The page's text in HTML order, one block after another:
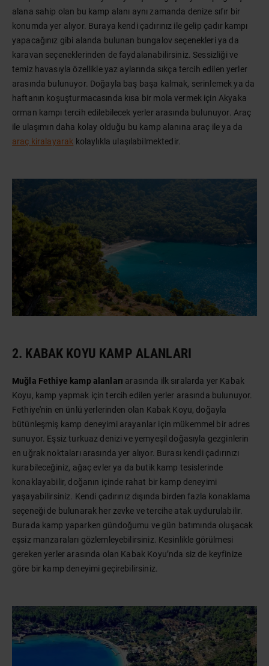
alana sahip olan bu kamp alanı aynı zamanda denize sıfır bir
konumda yer alıyor. Buraya kendi çadırınız ile gelip çadır kampı
yapacağınız gibi alanda bulunan bungalov seçenekleri ya da
karavan seçeneklerinden de faydalanabilirsiniz. Sessizliği ve
temiz havasıyla özellikle yaz aylarında sıkça tercih edilen yerler
arasında bulunuyor. Doğayla baş başa kalmak, serinlemek ya da
haftanın koşuşturmacasında kısa bir mola vermek için Akyaka
orman kampı tercih edilebilecek yerler arasında bulunuyor. Araç
ile ulaşımın daha kolay olduğu bu kamp alanına araç ile ya da
araç kiralayarak kolaylıkla ulaşılabilmektedir.
2. KABAK KOYU KAMP ALANLARI
Muğla Fethiye kamp alanları arasında ilk sıralarda yer Kabak
Koyu, kamp yapmak için tercih edilen yerler arasında bulunuyor.
Fethiye'nin en ünlü yerlerinden olan Kabak Koyu, doğayla
bütünleşmiş kamp deneyimi arayanlar için mükemmel bir adres
sunuyor. Eşsiz turkuaz denizi ve yemyeşil doğasıyla gezginlerin
en uğrak noktaları arasında yer alıyor. Burası kendi çadırınızı
kurabileceğiniz, ağaç evler ya da butik kamp tesislerinde
konaklayabilir, doğanın içinde rahat bir kamp deneyimi
yaşayabilirsiniz. Kendi çadırınız dışında birden fazla konaklama
seçeneği de bulunarak her zevke ve tercihe atak uydurulabilir.
Burada kamp yaparken gündoğumu ve gün batımında oluşacak
eşsiz manzaraları gözlemleyebilirsiniz. Kesinlikle görülmesi
gereken yerler arasında olan Kabak Koyu’nda siz de keyfinize
göre bir kamp deneyimi geçirebilirsiniz.